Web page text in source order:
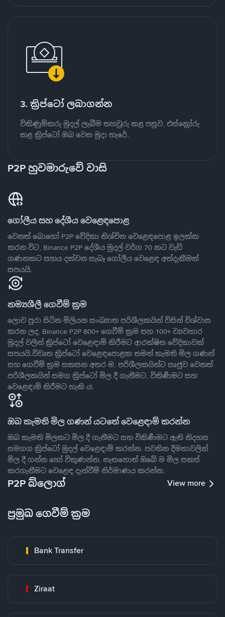
3. ක්‍රිප්ටෝ ලබාගන්න
විකිණුම්කරු මුදල් ලැබීම තහවුරු කළ පසුව, එස්ක්‍රෝරු
කළ ක්‍රිප්ටෝ ඔබ වෙත මුදා හැරේ.
P2P හුවමාරුවේ වාසි
ගෝලීය සහ දේශීය වෙළෙඳපොළ
වෙනත් බොහෝ P2P වේදිකා නිශ්චිත වෙළෙඳපොළ ඉලක්ක
කරන විට, Binance P2P දේශීය මුදල් වර්ග 70 කට වැඩි
ගණනකට සහය දක්වන සැබෑ ගෝලීය වෙළෙඳ අත්දැකීමක්
සපයයි.
නම්‍යශීලී ගෙවීම් ක්‍රම
ලොව පුරා සිටින මිලියන සංඛ්‍යාත පරිශීලකයින් විසින් විශ්වාස
කරන ලද, Binance P2P 800+ ගෙවීම් ක්‍රම සහ 100+ ව්‍යවහාර
මුදල් වලින් ක්‍රිප්ටෝ වෙළෙඳාම් කිරීමට ආරක්ෂිත වේදිකාවක්
සපයයි.විවෘත ක්‍රිප්ටෝ වෙළෙඳපොළක තමන් කැමති මිල ගණන්
සහ ගෙවීම් ක්‍රම සකසන අතර ම, පරිශීලකයින්ට ඍජුව වෙනත්
පරිශීලකයින් සමග ක්‍රිප්ටෝ මිල දී ගැනීමට, විකිණීමට සහ
වෙළෙඳාම් කිරීමට හැකි ය.
ඔබ කැමති මිල ගණන් යටතේ වෙළෙඳාම් කරන්න
ඔබ කැමති මිලකට මිල දී ගැනීමට සහ විකිණීමට ඇති නිදහස
සමගග ක්‍රිප්ටෝ මුදල් වෙළෙඳාම් කරන්න. පවතින දීමනාවලින්
මිල දී ගන්න හෝ විකුණන්න, නැතහොත් ඔබේ ම මිල සකස්
කරගැනීමට වෙළෙඳ දැන්වීම් නිර්මාණය කරන්න.
P2P බ්ලොග් View more
ප්‍රමුඛ ගෙවීම් ක්‍රම
Bank Transfer
Ziraat